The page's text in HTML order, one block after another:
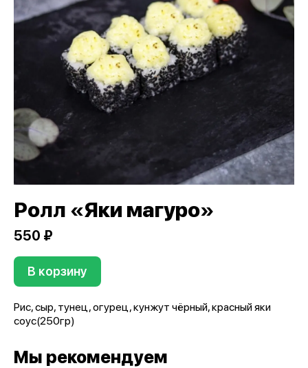
Ролл «Яки магуро»
550 ₽
В корзину
Рис, сыр, тунец, огурец, кунжут чёрный, красный яки
соус(250гр)
Мы рекомендуем